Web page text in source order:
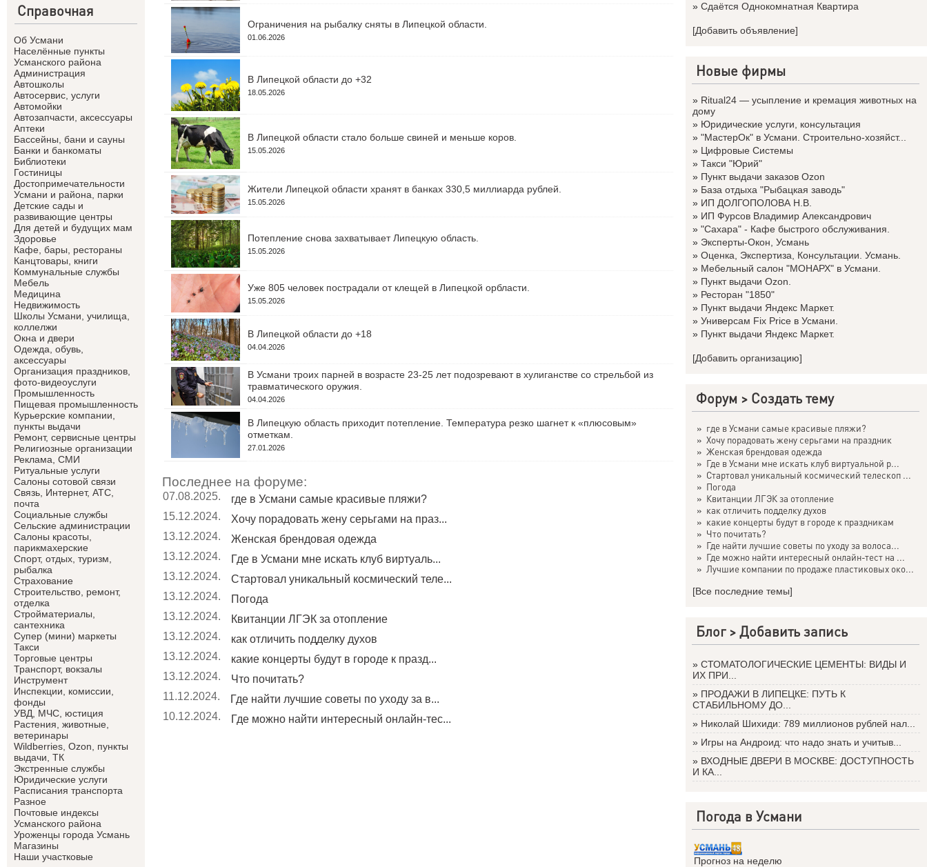
Справочная
Об Усмани
Населённые пункты
Усманского района
Администрация
Автошколы
Автосервис, услуги
Автомойки
Автозапчасти, аксессуары
Аптеки
Бассейны, бани и сауны
Банки и банкоматы
Библиотеки
Гостиницы
Достопримечательности
Усмани и района, парки
Детские сады и
развивающие центры
Для детей и будущих мам
Здоровье
Кафе, бары, рестораны
Канцтовары, книги
Коммунальные службы
Мебель
Медицина
Недвижимость
Школы Усмани, училища,
коллелжи
Окна и двери
Одежда, обувь,
аксессуары
Организация праздников,
фото-видеоуслуги
Промышленность
Пищевая промышленность
Курьерские компании,
пункты выдачи
Ремонт, сервисные центры
Религиозные организации
Реклама, СМИ
Ритуальные услуги
Салоны сотовой связи
Связь, Интернет, АТС,
почта
Социальные службы
Сельские администрации
Салоны красоты,
парикмахерские
Спорт, отдых, туризм,
рыбалка
Страхование
Строительство, ремонт,
отделка
Cтройматериалы,
сантехника
Супер (мини) маркеты
Такси
Торговые центры
Транспорт, вокзалы
Инструмент
Инспекции, комиссии,
фонды
УВД, МЧС, юстиция
Растения, животные,
ветеринары
Wildberries, Ozon, пункты
выдачи, ТК
Экстренные службы
Юридические услуги
Расписания транспорта
Разное
Почтовые индексы
Усманского района
Уроженцы города Усмань
Магазины
Наши участковые
Ограничения на рыбалку сняты в Липецкой области.
01.06.2026
В Липецкой области до +32
18.05.2026
В Липецкой области стало больше свиней и меньше коров.
15.05.2026
Жители Липецкой области хранят в банках 330,5 миллиарда рублей.
15.05.2026
Потепление снова захватывает Липецкую область.
15.05.2026
Уже 805 человек пострадали от клещей в Липецкой орбласти.
15.05.2026
В Липецкой области до +18
04.04.2026
В Усмани троих парней в возрасте 23-25 лет подозревают в хулиганстве со стрельбой из
травматического оружия.
04.04.2026
В Липецкую область приходит потепление. Температура резко шагнет к «плюсовым»
отметкам.
27.01.2026
Последнее на форуме:
07.08.2025.
где в Усмани самые красивые пляжи?
15.12.2024.
Хочу порадовать жену серьгами на праз...
13.12.2024.
Женская брендовая одежда
13.12.2024.
Где в Усмани мне искать клуб виртуаль...
13.12.2024.
Стартовал уникальный космический теле...
13.12.2024.
Погода
13.12.2024.
Квитанции ЛГЭК за отопление
13.12.2024.
как отличить подделку духов
13.12.2024.
какие концерты будут в городе к празд...
13.12.2024.
Что почитать?
11.12.2024.
Где найти лучшие советы по уходу за в...
10.12.2024.
Где можно найти интересный онлайн-тес...
» Сдаётся Однокомнатная Квартира
[Добавить объявление]
Новые фирмы
» Ritual24 — усыпление и кремация животных на
дому
» Юридические услуги, консультация
» "МастерОк" в Усмани. Строительно-хозяйст...
» Цифровые Системы
» Такси "Юрий"
» Пункт выдачи заказов Ozon
» База отдыха "Рыбацкая заводь"
» ИП ДОЛГОПОЛОВА Н.В.
» ИП Фурсов Владимир Александрович
» "Сахара" - Кафе быстрого обслуживания.
» Эксперты-Окон, Усмань
» Оценка, Экспертиза, Консультации. Усмань.
» Мебельный салон "МОНАРХ" в Усмани.
» Пункт выдачи Ozon.
» Ресторан "1850"
» Пункт выдачи Яндекс Маркет.
» Универсам Fix Price в Усмани.
» Пункт выдачи Яндекс Маркет.
[Добавить организацию]
Форум > Создать тему
» где в Усмани самые красивые пляжи?
» Хочу порадовать жену серьгами на праздник
» Женская брендовая одежда
» Где в Усмани мне искать клуб виртуальной р...
» Стартовал уникальный космический телескоп ...
» Погода
» Квитанции ЛГЭК за отопление
» как отличить подделку духов
» какие концерты будут в городе к праздникам
» Что почитать?
» Где найти лучшие советы по уходу за волоса...
» Где можно найти интересный онлайн-тест на ...
» Лучшие компании по продаже пластиковых око...
[Все последние темы]
Блог >Добавить запись
» СТОМАТОЛОГИЧЕСКИЕ ЦЕМЕНТЫ: ВИДЫ И
ИХ ПРИ...
» ПРОДАЖИ В ЛИПЕЦКЕ: ПУТЬ К
СТАБИЛЬНОМУ ДО...
» Николай Шихиди: 789 миллионов рублей нал...
» Игры на Андроид: что надо знать и учитыв...
» ВХОДНЫЕ ДВЕРИ В МОСКВЕ: ДОСТУПНОСТЬ
И КА...
Погода в Усмани
Прогноз на неделю